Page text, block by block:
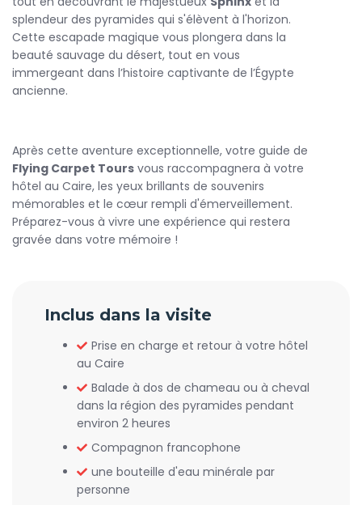
pour flâner, acheter des souvenirs ou déguster une boisson
locale dans un café proche.
Nous veillons à votre confort et votre sécurité tout au long
de l’excursion : guides francophones qualifiés, entrées
prioritaires lorsque possible, et respect des consignes sur
de toucher du doigt l’un des patrimoines les plus
emblématiques du monde. Repartez avec des
connaissances enrichies et des souvenirs impérissables de
la civilisation des pharaons.
splendeur des pyramides qui s'élèvent à l'horizon.
Cette escapade magique vous plongera dans la
beauté sauvage du désert, tout en vous
immergeant dans l’histoire captivante de l’Égypte
ancienne.
Après cette aventure exceptionnelle, votre guide de
Flying Carpet Tours vous raccompagnera à votre
hôtel au Caire, les yeux brillants de souvenirs
mémorables et le cœur rempli d'émerveillement.
Préparez-vous à vivre une expérience qui restera
gravée dans votre mémoire !
Inclus dans la visite
Prise en charge et retour à votre hôtel
au Caire
Balade à dos de chameau ou à cheval
dans la région des pyramides pendant
environ 2 heures
Compagnon francophone
une bouteille d'eau minérale par
personne